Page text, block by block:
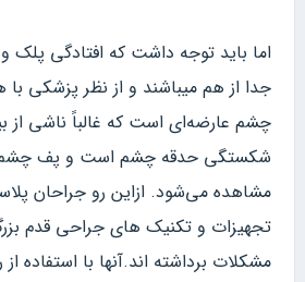
اما باید توجه داشت که افتادگی
جدا از هم میباشند و از نظر پزشکی
چشم عارضه‌ای است که غالباً ناشی از
شکستگی حدقه چشم است و پف چشم
مشاهده می‌شود. ازاین رو جراحان
تجهیزات و تکنیک های جراحی قدم
مشکلات برداشته اند.آنها با استفاده